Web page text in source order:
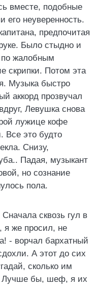
вместе, подобные
его неуверенность.
предпочитая
Было стыдно и
по жалобным
скрипки. Потом эта
Музыка быстро
аккорд прозвучал
Левушка снова
лужице кофе
Все это будто
Снизу,
Падая, музыкант
но сознание
пола.
сквозь гул в
я же просил, не
- ворчал бархатный
А этот до сих
сколько им
Лучше бы, шеф, я их